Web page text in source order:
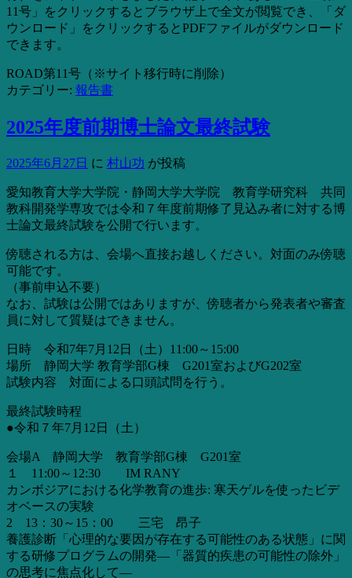
11号」をクリックするとブラウザ上で全文が閲覧でき、「ダ
ウンロード」をクリックするとPDFファイルがダウンロード
できます。
ROAD第11号（※サイト移行時に削除）
カテゴリー: 報告書
2025年度前期博士論文最終試験
2025年6月27日 に 村山功 が投稿
愛知教育大学大学院・静岡大学大学院 教育学研究科 共同
教科開発学専攻では令和７年度前期修了見込み者に対する博
士論文最終試験を公開で行います。
傍聴される方は、会場へ直接お越しください。対面のみ傍聴
可能です。
（事前申込不要）
なお、試験は公開ではありますが、傍聴者から発表者や審査
員に対して質疑はできません。
日時 令和7年7月12日（土）11:00～15:00
場所 静岡大学 教育学部G棟 G201室およびG202室
試験内容 対面による口頭試問を行う。
最終試験時程
●令和７年7月12日（土）
会場A 静岡大学 教育学部G棟 G201室
１ 11:00～12:30 IM RANY
カンボジアにおける化学教育の進歩: 寒天ゲルを使ったビデ
オベースの実験
2 13：30～15：00 三宅 昂子
養護診断「心理的な要因が存在する可能性のある状態」に関
する研修プログラムの開発―「器質的疾患の可能性の除外」
の思考に焦点化して―